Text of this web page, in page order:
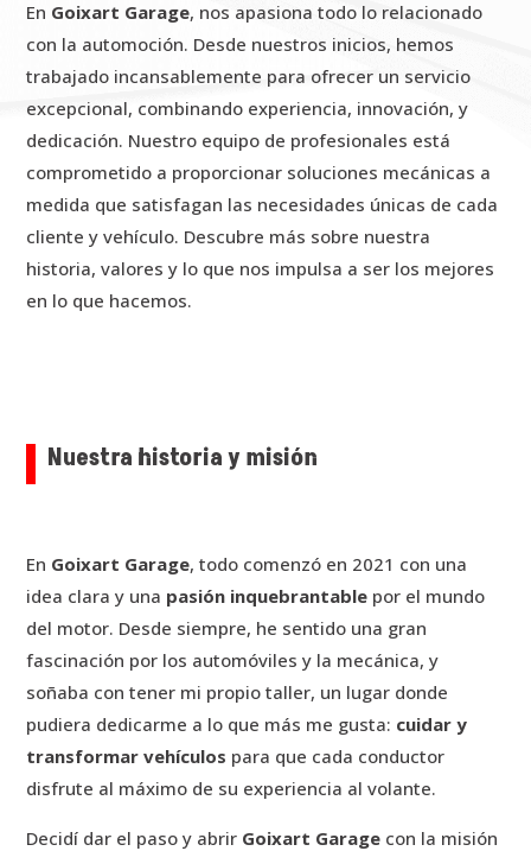
En Goixart Garage, nos apasiona todo lo relacionado
con la automoción. Desde nuestros inicios, hemos
trabajado incansablemente para ofrecer un servicio
excepcional, combinando experiencia, innovación, y
dedicación. Nuestro equipo de profesionales está
comprometido a proporcionar soluciones mecánicas a
medida que satisfagan las necesidades únicas de cada
cliente y vehículo. Descubre más sobre nuestra
historia, valores y lo que nos impulsa a ser los mejores
en lo que hacemos.
Nuestra historia y misión
En Goixart Garage, todo comenzó en 2021 con una
idea clara y una pasión inquebrantable por el mundo
del motor. Desde siempre, he sentido una gran
fascinación por los automóviles y la mecánica, y
soñaba con tener mi propio taller, un lugar donde
pudiera dedicarme a lo que más me gusta: cuidar y
transformar vehículos para que cada conductor
disfrute al máximo de su experiencia al volante.
Decidí dar el paso y abrir Goixart Garage con la misión